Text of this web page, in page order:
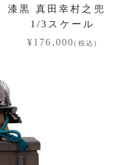
漆黒 真田幸村之兜
1/3スケール
¥176,000(税込)